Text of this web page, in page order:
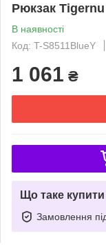
Рюкзак
В наявності
Код: T-S8511BlueY
1 061 ₴
Що таке
Замовлення